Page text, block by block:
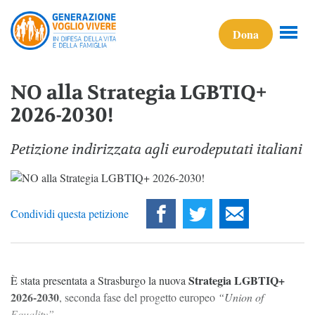
Dona
NO alla Strategia LGBTIQ+
2026-2030!
Petizione indirizzata agli eurodeputati italiani
Condividi questa petizione
È stata presentata a Strasburgo la nuova Strategia LGBTIQ+
2026-2030, seconda fase del progetto europeo “Union of